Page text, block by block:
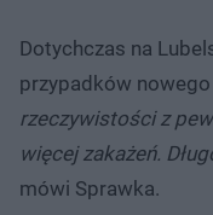
Dotychczas na
przypadków
rzeczywistości z
więcej zakażeń.
mówi Sprawka.